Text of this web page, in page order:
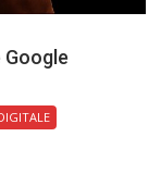
Google